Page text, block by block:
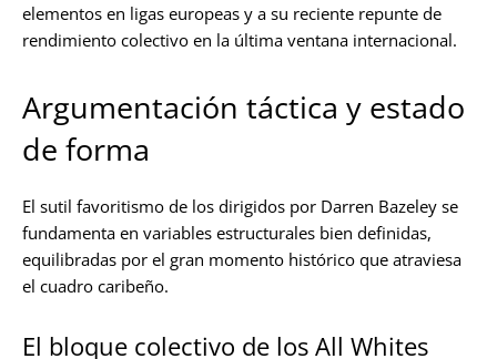
elementos en ligas europeas y a su reciente repunte de
rendimiento colectivo en la última ventana internacional.
Argumentación táctica y estado
de forma
El sutil favoritismo de los dirigidos por Darren Bazeley se
fundamenta en variables estructurales bien definidas,
equilibradas por el gran momento histórico que atraviesa
el cuadro caribeño.
El bloque colectivo de los All Whites